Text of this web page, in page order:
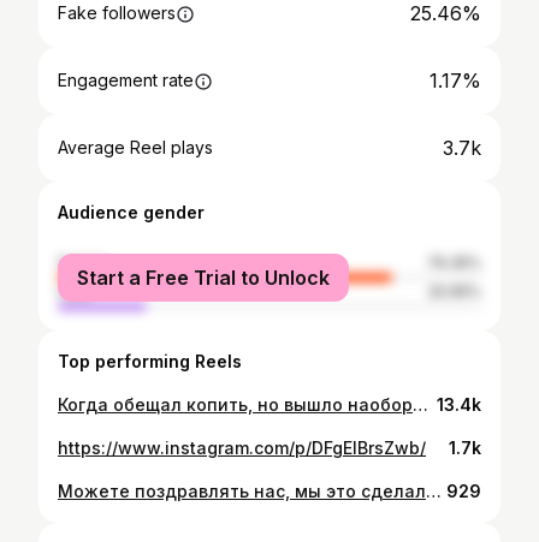
Fake followers 25.46%
Engagement rate 1.17%
Average Reel plays 3.7k
Audience gender
female
male
Start a Free Trial to Unlock
Top performing Reels
Когда обещал копить, но вышло наоборот!) #032bmw01 #bmwe32 #е32 #bmwclassic #олдскул #bmwfans #bmwlife #carhumor #autohumor #бмвлегенда #бмвнавсегда #ретроавто #e32power #тюнингбмв #люблюсвоюмашину #машинамечты #bmwaddict #garagevibes #carcontent #bmwlove #бмвказахстан #астана 13.4k
https://www.instagram.com/p/DFgEIBrsZwb/ 1.7k
Можете поздравлять нас, мы это сделали 🥹🙏 @timon_bmw ❤️ 929